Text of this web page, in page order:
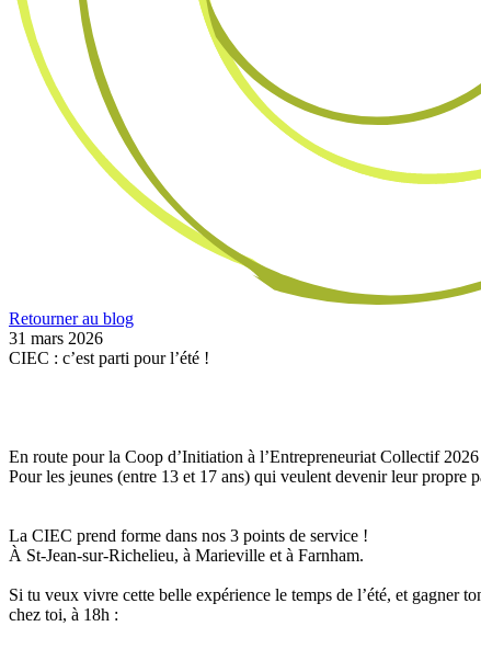
Retourner au blog
31 mars 2026
CIEC : c’est parti pour l’été !
En route pour la Coop d’Initiation à l’Entrepreneuriat Collectif
Pour les jeunes (entre 13 et 17 ans) qui veulent devenir leur propre
La CIEC prend forme dans nos 3 points de service !
À St-Jean-sur-Richelieu, à Marieville et à Farnham.
Si tu veux vivre cette belle expérience le temps de l’été, et gagner
chez toi, à 18h :